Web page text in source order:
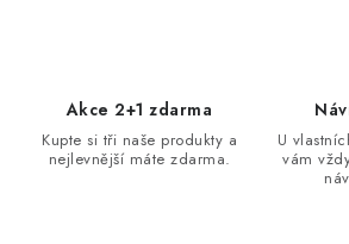
Akce 2+1 zdarma
Kupte si tři naše produkty a
nejlevnější máte zdarma.
U
vám